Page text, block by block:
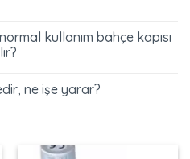
kullanım bahçe kapısı
ne işe yarar?